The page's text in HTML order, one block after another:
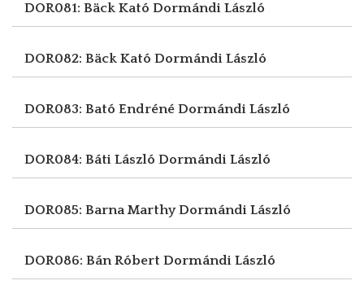
DOR081: Bäck Kató Dormándi László
DOR082: Bäck Kató Dormándi László
DOR083: Bató Endréné Dormándi László
DOR084: Báti László Dormándi László
DOR085: Barna MarthyDormándi László
DOR086: Bán Róbert Dormándi László